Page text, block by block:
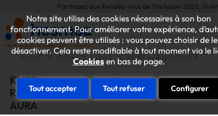
Notre site utilise des cookies nécessaires à son bon
fonctionnement. Pour améliorer votre expérience,
cookies peuvent être utilisés : vous pouvez choisir de
désactiver. Cela reste modifiable à tout moment via le
Cookiesen bas de page.
Tout accepter Tout refuser Configurer
Participez aux Rendez-vous de l'Inclusion 2026,
Accueil Rhône Lyon 3 KLIFF by RANDSTAD AURA
KLIFF by
RANDSTAD
AURA